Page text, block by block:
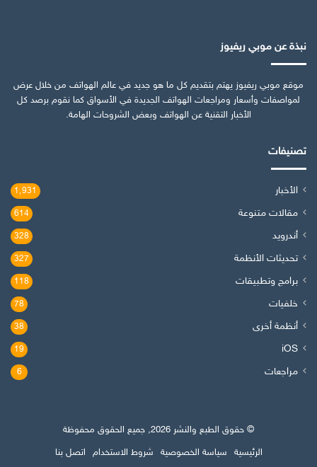
نبذة عن موبي ريفيوز
موقع موبي ريفيوز يهتم بتقديم كل ما هو جديد في عالم الهواتف من خلال عرض
لمواصفات وأسعار ومراجعات الهواتف الجديدة في الأسواق كما نقوم برصد كل
الأخبار التقنية عن الهواتف وبعض الشروحات الهامة.
تصنيفات
الأخبار 1٬931
مقالات متنوعة 614
أندرويد 328
تحديثات الأنظمة 327
برامج وتطبيقات 118
خلفيات 78
أنظمة أخرى 38
iOS
19
مراجعات 6
© حقوق الطبع والنشر 2026, جميع الحقوق محفوظة
الرئيسية
سياسة الخصوصية شروط الاستخدام اتصل بنا